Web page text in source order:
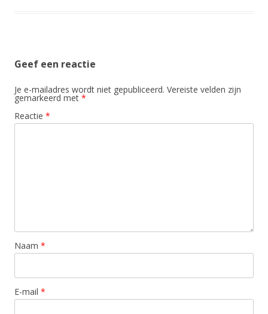
Geef een reactie
Je e-mailadres wordt niet gepubliceerd. Vereiste velden zijn
gemarkeerd met *
Reactie *
Naam *
E-mail *